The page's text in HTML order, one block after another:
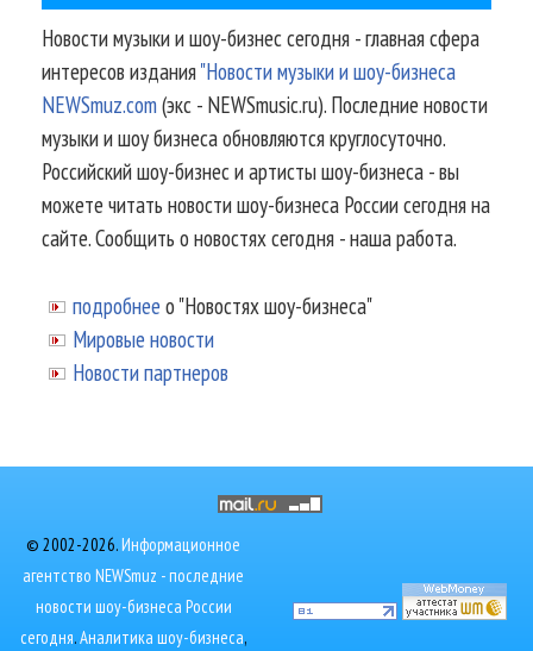
Новости музыки и шоу-бизнес сегодня - главная сфера
интересов издания"Новости музыки и шоу-бизнеса
NEWSmuz.com(экс - NEWSmusic.ru). Последние новости
музыки и шоу бизнеса обновляются круглосуточно.
Российский шоу-бизнес и артисты шоу-бизнеса - вы
можете читать новости шоу-бизнеса России сегодня на
сайте. Сообщить о новостях сегодня - наша работа.
подробнее о "Новостях шоу-бизнеса"
Мировые новости
Новости партнеров
© 2002-2026.Информационное
агентство NEWSmuz - последние
новости шоу-бизнеса России
сегодня.Аналитика шоу-бизнеса,